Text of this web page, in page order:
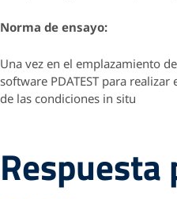
Norma de ensayo:
Una vez en el emplazamiento
software PDATEST para
de las condiciones in situ